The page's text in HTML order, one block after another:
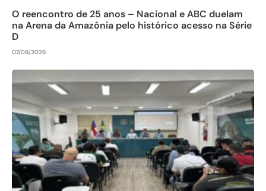
O reencontro de 25 anos – Nacional e ABC duelam
na Arena da Amazônia pelo histórico acesso na Série
D
07/08/2026